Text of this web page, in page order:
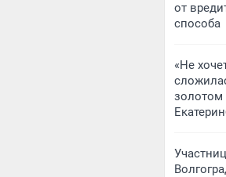
от
способа
«Не
золотом